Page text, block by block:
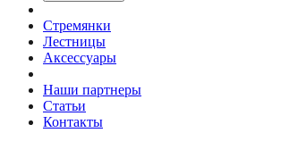
Стремянки
Лестницы
Аксессуары
Наши партнеры
Статьи
Контакты